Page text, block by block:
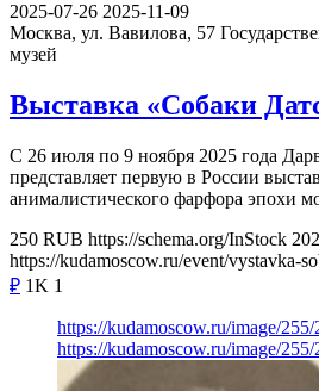
2025-07-26 2025-11-09
Москва, ул. Вавилова, 57
музей
Выставка «Собаки
С 26 июля по 9 ноября 2025 года
представляет первую в России
анималистического фарфора эпохи
250 RUB https://schema.org/InStock
https://kudamoscow.ru/event/vystavka-
₽ 1K 1
https://kudamoscow.ru/image/
https://kudamoscow.ru/image/